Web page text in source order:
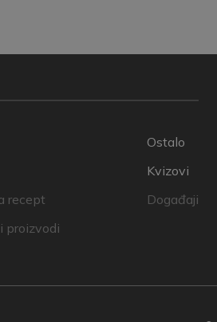
recept
proizvodi
Ostalo
Kvizovi
Događaji